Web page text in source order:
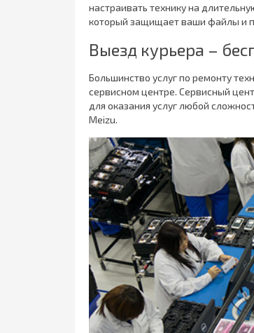
настраивать технику на
который защищает ваши файлы и
Выезд курьера –
Большинство услуг по ремонту
сервисном центре. Сервисный
для оказания услуг любой
Meizu.